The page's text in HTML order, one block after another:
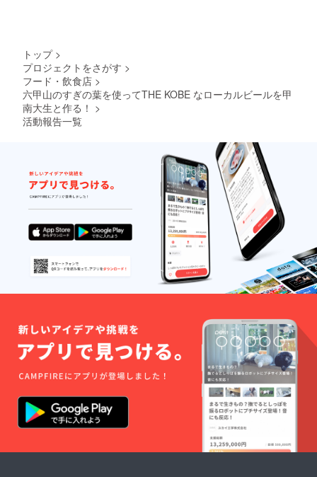
評でした。私的に意外だっ
たのは、チョコがビールに
合うことでした。一人の子
が「チョコが合うな．．」
と言っていて、うそで
際に食べてみると、とても
マッチしていましたΣ（・
□・）他にも、チーズかまぼ
こやチーズ菓子、堅あげポ
したがどれもおつまみとい
合うのはやはり茎わかめが
ダントツだったみたいで
のレセプションに登場する
かもしれません！皆さん
す。
トップ >
プロジェクトをさがす >
フード・飲食店 >
六甲山のすぎの葉を使ってTHE KOBE なローカルビールを甲
南大生と作る！ >
活動報告一覧